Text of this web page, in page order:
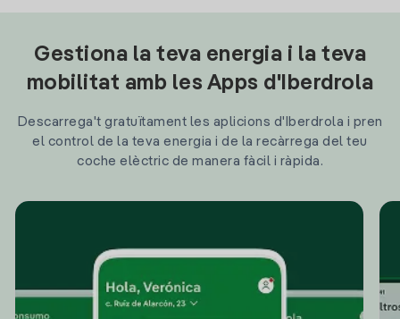
Gestiona la teva energia i la teva
mobilitat amb les Apps d'Iberdrola
Descarrega't gratuïtament les aplicions d'Iberdrola i pren
el control de la teva energia i de la recàrrega del teu
coche elèctric de manera fàcil i ràpida.